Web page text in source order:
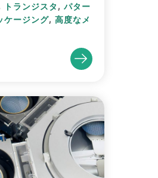
トランジスタ , パター
ケージング, 高度なメ